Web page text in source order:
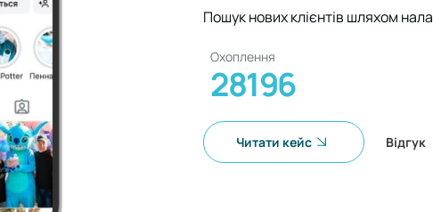
Пошук нових клієнтів шляхом
Охоплення
28196
Читати кейс Відгук